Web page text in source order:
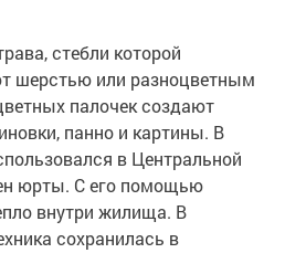
стебли которой
шерстью или разноцветным
палочек создают
панно и картины. В
в Центральной
юрты. С его помощью
внутри жилища. В
сохранилась в